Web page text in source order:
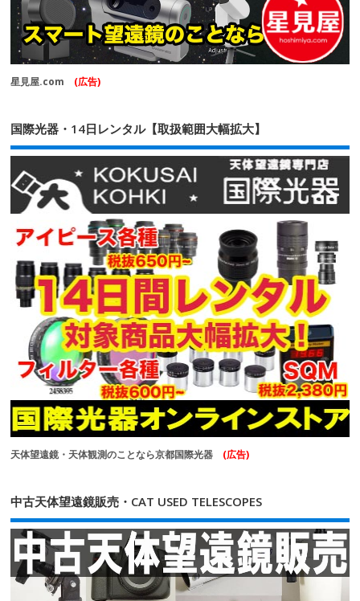
星見屋.com (広告)
国際光器・14日レンタル【取扱範囲大幅拡大】
天体望遠鏡・天体観測のことなら京都国際光器 (広告)
中古天体望遠鏡販売・CAT USED TELESCOPES